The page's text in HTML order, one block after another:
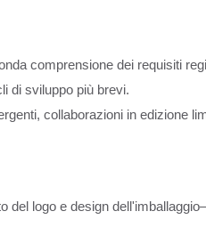
comprensione dei requisiti
di sviluppo più brevi.
collaborazioni in edizione
del logo e design